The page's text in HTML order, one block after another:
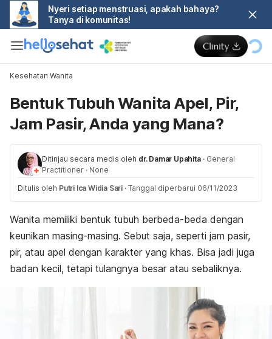
Nyeri setiap menstruasi, apakah bahaya?
Tanya di komunitas!
Kesehatan Wanita
Bentuk Tubuh Wanita Apel, Pir,
Jam Pasir, Anda yang Mana?
Ditinjau secara medis oleh dr. Damar Upahita · General
Practitioner · None
Ditulis oleh Putri Ica Widia Sari · Tanggal diperbarui 06/11/2023
Wanita memiliki bentuk tubuh berbeda-beda dengan
keunikan masing-masing. Sebut saja, seperti jam pasir,
pir, atau apel dengan karakter yang khas. Bisa jadi juga
badan kecil, tetapi tulangnya besar atau sebaliknya.